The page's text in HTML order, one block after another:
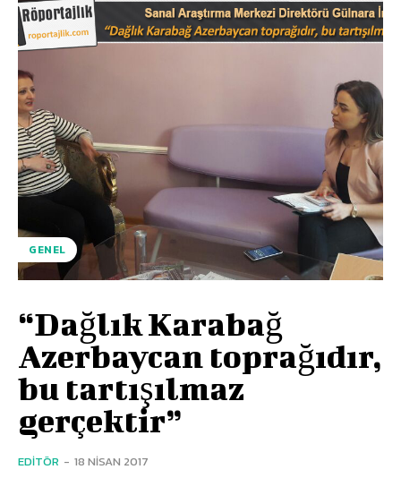
GENEL
“Dağlık Karabağ
Azerbaycan toprağıdır,
bu tartışılmaz
gerçektir”
EDITÖR - 18 NISAN 2017